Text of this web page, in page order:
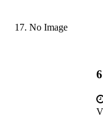
No Image